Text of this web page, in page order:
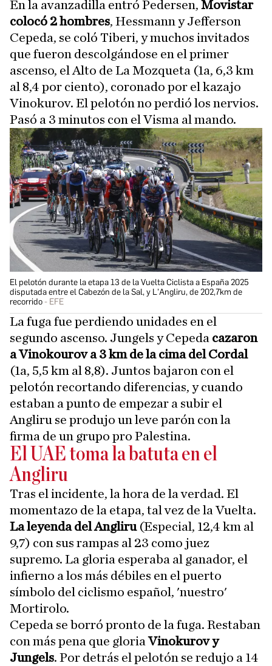
En la avanzadilla entró Pedersen, Movistar
colocó 2 hombres, Hessmann y Jefferson
Cepeda, se coló Tiberi, y muchos invitados
que fueron descolgándose en el primer
ascenso, el Alto de La Mozqueta (1a, 6,3 km
al 8,4 por ciento), coronado por el kazajo
Vinokurov. El pelotón no perdió los nervios.
Pasó a 3 minutos con el Visma al mando.
El pelotón durante la etapa 13 de la Vuelta Ciclista a España 2025
disputada entre el Cabezón de la Sal, y L'Angliru, de 202,7km de
recorrido
EFE
La fuga fue perdiendo unidades en el
segundo ascenso. Jungels y Cepeda cazaron
a Vinokourov a 3 km de la cima del Cordal
(1a, 5,5 km al 8,8). Juntos bajaron con el
pelotón recortando diferencias, y cuando
estaban a punto de empezar a subir el
Angliru se produjo un leve parón con la
firma de un grupo pro Palestina.
El UAE toma la batuta en el
Angliru
Tras el incidente, la hora de la verdad. El
momentazo de la etapa, tal vez de la Vuelta.
La leyenda del Angliru(Especial, 12,4 km al
9,7) con sus rampas al 23 como juez
supremo. La gloria esperaba al ganador, el
infierno a los más débiles en el puerto
símbolo del ciclismo español, 'nuestro'
Mortirolo.
Cepeda se borró pronto de la fuga. Restaban
con más pena que gloriaVinokurov y
Jungels. Por detrás el pelotón se redujo a 14